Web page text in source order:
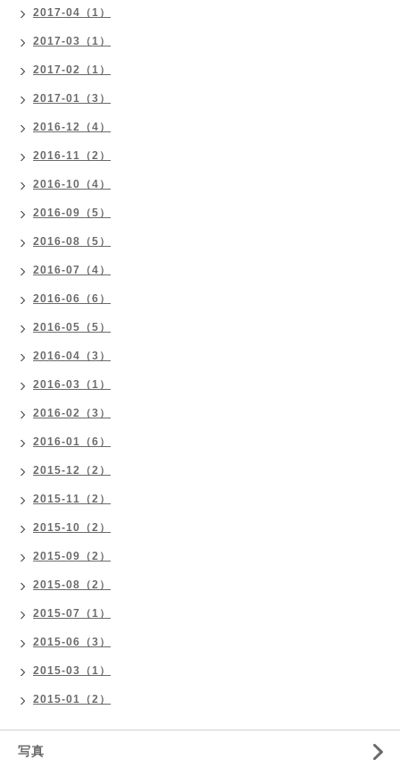
2017-04（1）
2017-03（1）
2017-02（1）
2017-01（3）
2016-12（4）
2016-11（2）
2016-10（4）
2016-09（5）
2016-08（5）
2016-07（4）
2016-06（6）
2016-05（5）
2016-04（3）
2016-03（1）
2016-02（3）
2016-01（6）
2015-12（2）
2015-11（2）
2015-10（2）
2015-09（2）
2015-08（2）
2015-07（1）
2015-06（3）
2015-03（1）
2015-01（2）
写真